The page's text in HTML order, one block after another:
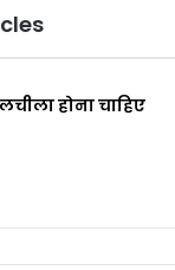
होना चाहिए